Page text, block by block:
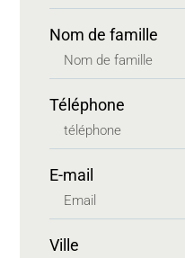
Nom de famille
Téléphone
E-mail
Ville